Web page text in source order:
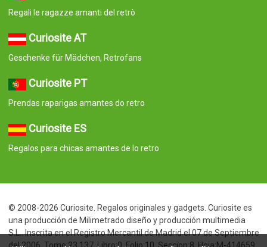
Regali le ragazze amanti del retrò
Curiosite AT
Geschenke für Mädchen, Retrofans
Curiosite PT
Prendas raparigas amantes do retro
Curiosite ES
Regalos para chicas amantes de lo retro
© 2008-2026 Curiosite. Regalos originales y gadgets. Curiosite es
una producción de Milimetrado diseño y producción multimedia
S.L.. Inscrita en el Registro Mercantil de Madrid el 07 de Septiembre